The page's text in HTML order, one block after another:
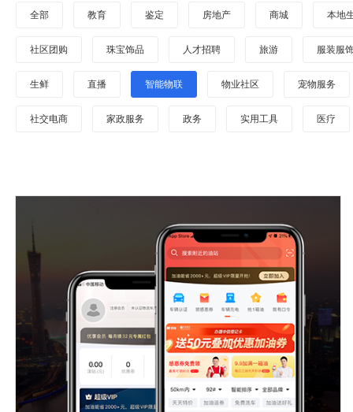
全部 教育 鉴定 房地产 商城 本地
社区团购 珠宝饰品 人才招聘 旅游 服装服
生鲜 直播 智能物联 物业社区 宠物服务
社交电商 家政服务 政务 实用工具 医疗